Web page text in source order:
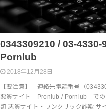
0343309210 / 03-
Pornlub
2018年12月28日
【要注意】 連絡先電話番号（
悪質サイト「Pronlub / Pornlub」で
類 悪質サイト・ワンクリック詐欺 サ